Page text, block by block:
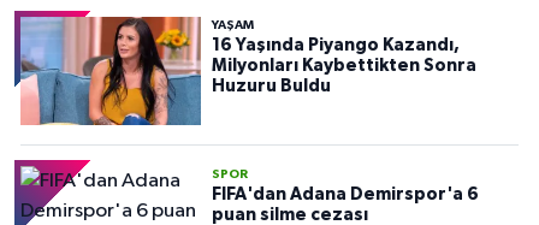
YAŞAM
16 Yaşında Piyango Kazandı,
Milyonları Kaybettikten Sonra
Huzuru Buldu
SPOR
FIFA'dan Adana Demirspor'a 6
puan silme cezası